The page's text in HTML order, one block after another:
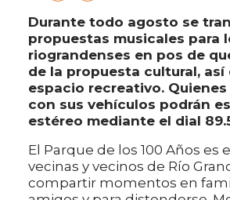
Durante todo agosto se
propuestas musicales para
riograndenses en pos de
de la propuesta cultural, así
espacio recreativo.
con sus vehículos podrán
estéreo mediante el dial
El Parque de los 100 Años es
vecinas y vecinos de Río
compartir momentos en